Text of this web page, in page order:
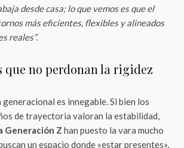
desde casa; lo que vemos es que el
más eficientes, flexibles y alineados
reales”.
que no perdonan la rigidez
es innegable. Si bien los
de trayectoria valoran la estabilidad,
Generación Z han puesto la vara mucho
un espacio donde «estar presentes»,